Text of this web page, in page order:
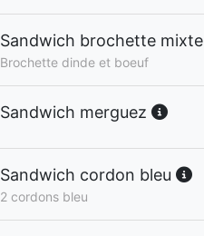
Sandwich brochette mixte
Brochette dinde et boeuf
Sandwich merguez
Sandwich cordon bleu
2 cordons bleu